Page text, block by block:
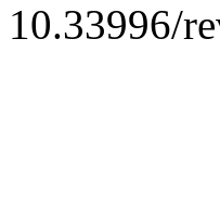
10.33996/